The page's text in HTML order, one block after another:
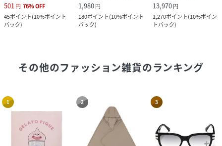
501 円 76%OFF
45ポイント(10%ポイント
バック)
1,980円
180ポイント(10%ポイント
バック)
13,970円
1,270ポイント(10%ポイン
トバック)
その他のファッション雑貨のランキング
1 2 3